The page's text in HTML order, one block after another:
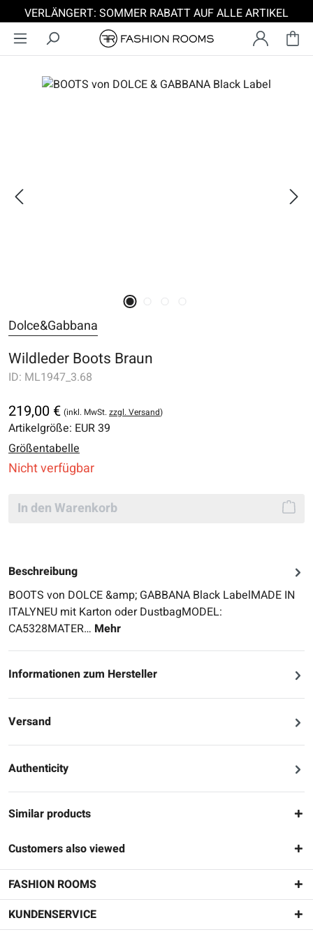
Zum Hauptinhalt springen
VERLÄNGERT: SOMMER RABATT AUF ALLE ARTIKEL
Bildergalerie überspringen
Dolce&Gabbana
Wildleder Boots Braun
ID: ML1947_3.68
219,00 € (inkl. MwSt.zzgl. Versand)
Artikelgröße: EUR 39
Größentabelle
Nicht verfügbar
In den Warenkorb
Beschreibung
BOOTS von DOLCE &amp; GABBANA Black LabelMADE IN
ITALYNEU mit Karton oder DustbagMODEL:
CA5328MATER… Mehr
Informationen zum Hersteller
Versand
Authenticity
Similar products
Customers also viewed
FASHION ROOMS
KUNDENSERVICE